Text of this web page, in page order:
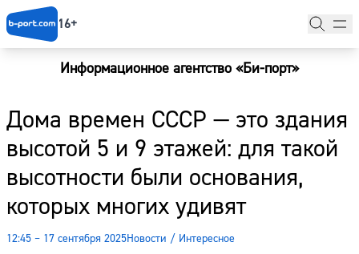
16+
Информационное агентство «Би-порт»
Дома времен СССР — это здания
высотой 5 и 9 этажей: для такой
высотности были основания,
которых многих удивят
12:45 – 17 сентября 2025Новости / Интересное
Новости
Наши гости
Фоторепортажи
Погода